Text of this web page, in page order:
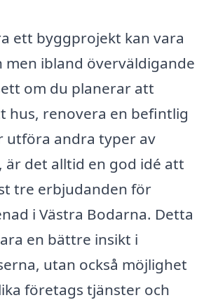
ett byggprojekt kan vara
men ibland överväldigande
om du planerar att
hus, renovera en befintlig
utföra andra typer av
är det alltid en god idé att
tre erbjudanden för
i Västra Bodarna. Detta
en bättre insikt i
utan också möjlighet
företags tjänster och